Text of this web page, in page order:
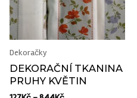
Dekoračky
DEKORAČNÍ TKANINA
PRUHY KVĚTIN